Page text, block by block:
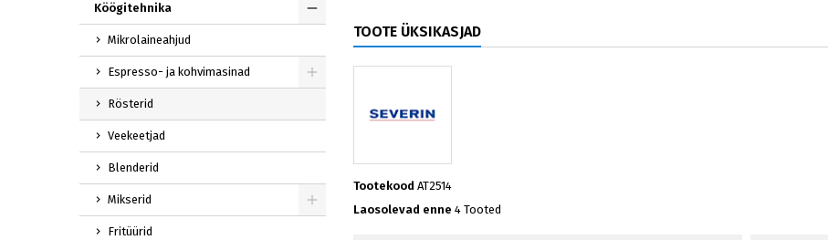
Köögitehnika
Mikrolaineahjud
Espresso- ja kohvimasinad
Rösterid
Veekeetjad
Blenderid
Mikserid
Fritüürid
TOOTE ÜKSIKASJAD
Tootekood AT2514
Laosolevad enne 4 Tooted